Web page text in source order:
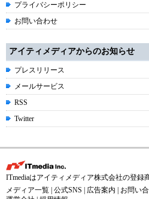
プライバシーポリシー
お問い合わせ
アイティメディアからのお知らせ
プレスリリース
メールサービス
RSS
Twitter
ITmediaはアイティメディア株式会社の登録
メディア一覧 公式SNS 広告案内 お問い